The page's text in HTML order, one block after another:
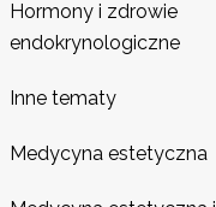
Hormony i zdrowie
endokrynologiczne
Inne tematy
Medycyna estetyczna